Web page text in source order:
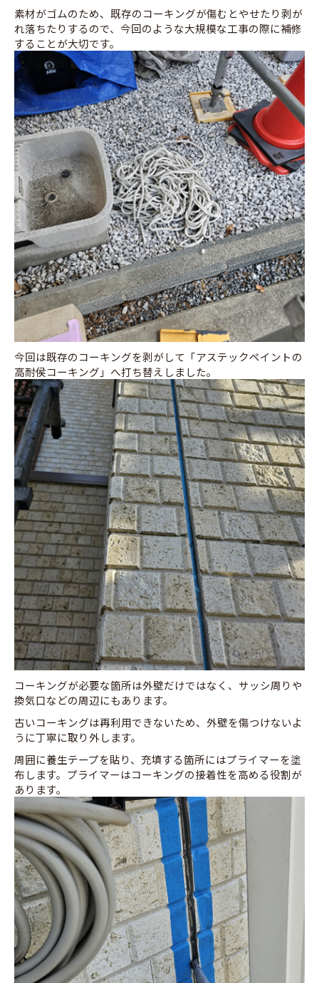
素材がゴムのため、既存のコーキングが傷むとやせたり剥が
れ落ちたりするので、今回のような大規模な工事の際に補修
することが大切です。
今回は既存のコーキングを剥がして「アステックペイントの
高耐侯コーキング」へ打ち替えしました。
コーキングが必要な箇所は外壁だけではなく、サッシ周りや
換気口などの周辺にもあります。
古いコーキングは再利用できないため、外壁を傷つけないよ
うに丁寧に取り外します。
周囲に養生テープを貼り、充填する箇所にはプライマーを塗
布します。プライマーはコーキングの接着性を高める役割が
あります。